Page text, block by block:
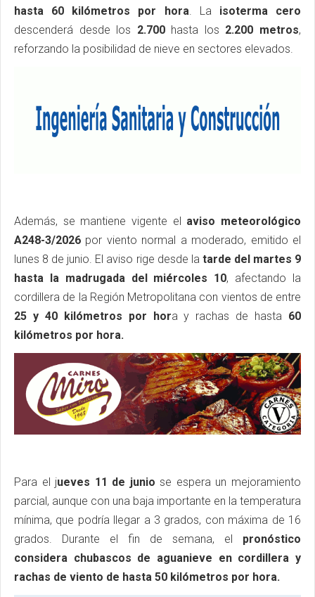
hasta 60 kilómetros por hora. Laisoterma cero
descenderá desde los 2.700hasta los 2.200 metros,
reforzando la posibilidad de nieve en sectores elevados.
Además, se mantiene vigente el aviso meteorológico
A248-3/2026 por viento normal a moderado, emitido el
lunes 8 de junio. El aviso rige desde la tarde del martes 9
hasta la madrugada del miércoles 10, afectando la
cordillera de la Región Metropolitana con vientos de entre
25 y 40 kilómetros por hora y rachas de hasta 60
kilómetros por hora.
Para el jueves 11 de junio se espera un mejoramiento
parcial, aunque con una baja importante en la temperatura
mínima, que podría llegar a 3 grados, con máxima de 16
grados. Durante el fin de semana, el pronóstico
considera chubascos de aguanieve en cordillera y
rachas de viento de hasta 50 kilómetros por hora.